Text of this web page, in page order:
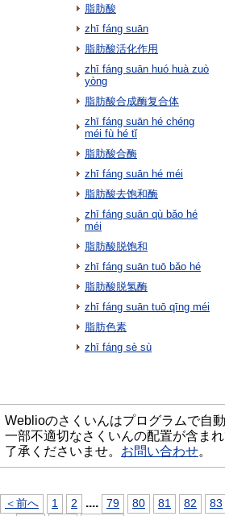
脂肪酸
zhī fáng suān
脂肪酸活化作用
zhī fáng suān huó huà zuò
yòng
脂肪酸合成酶复合体
zhī fáng suān hé chéng
méi fù hé tǐ
脂肪酸合酶
zhī fáng suān hé méi
脂肪酸去饱和酶
zhī fáng suān qù bǎo hé
méi
脂肪酸脱饱和
zhī fáng suān tuō bǎo hé
脂肪酸脱氢酶
zhī fáng suān tuō qīng méi
脂肪色素
zhī fáng sè sù
Weblioのさくいんはプログラムで自
一部不適切なさくいんの配置が含ま
了承くださいませ。 お問い合わせ。
＜前へ 1 2 .... 79 80 81 82 83